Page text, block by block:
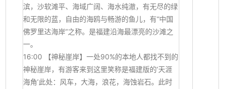
滨，沙软滩平、海域广阔、海水纯澈，有无尽的绿
和无限的蓝，自由的海鸥与畅游的鱼儿，有“中国
佛罗里达海岸”之称。是福建沿海最漂亮的沙滩之
一。
16:00 【神秘崖岸】一处90%的本地人都找不到的
神秘崖岸，有游客来到这里笑称是福建版的‘天涯
海角’此处：风车，大海，浪花，海蚀岩石。此时